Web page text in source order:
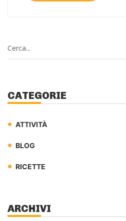
CATEGORIE
ATTIVITÀ
BLOG
RICETTE
ARCHIVI